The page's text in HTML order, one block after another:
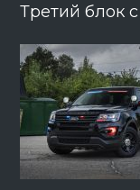
Третий блок